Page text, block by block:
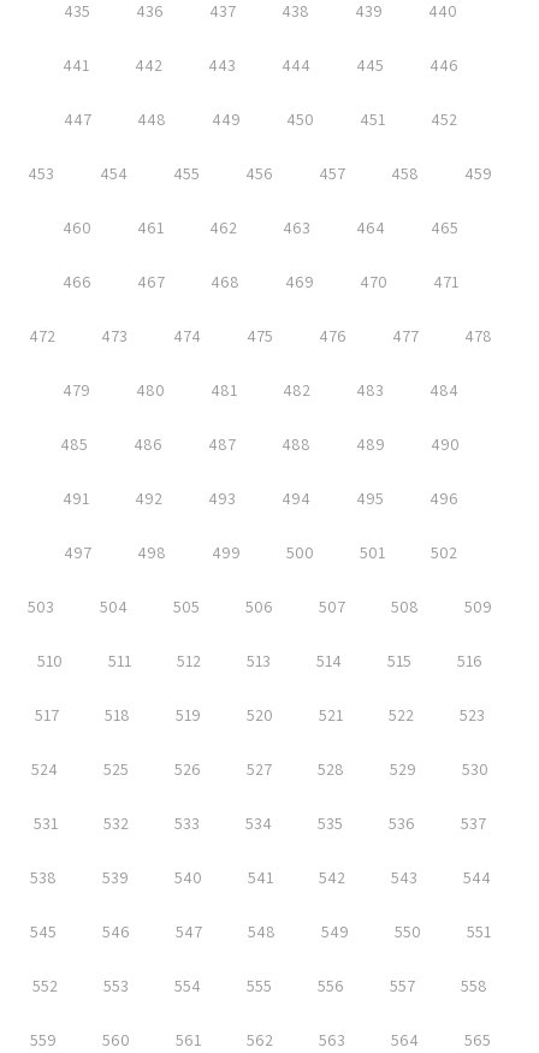
435 436 437 438 439 440
441 442 443 444 445 446
447 448 449 450 451 452
453 454 455 456 457 458 459
460 461 462 463 464 465
466 467 468 469 470 471
472 473 474 475 476 477 478
479 480 481 482 483 484
485 486 487 488 489 490
491 492 493 494 495 496
497 498 499 500 501 502
503 504 505 506 507 508 509
510 511 512 513 514 515 516
517 518 519 520 521 522 523
524 525 526 527 528 529 530
531 532 533 534 535 536 537
538 539 540 541 542 543 544
545 546 547 548 549 550 551
552 553 554 555 556 557 558
559 560 561 562 563 564 565